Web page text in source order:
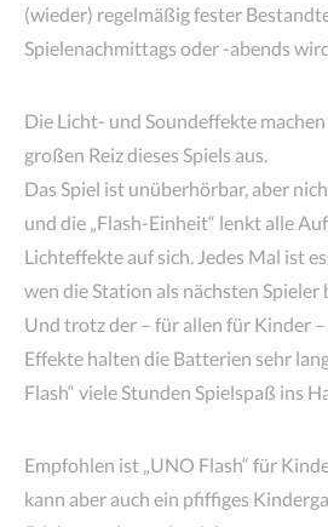
(wieder) regelmäßig fester
Spielenachmittags oder -abends
Die Licht- und Soundeffekte
großen Reiz dieses Spiels aus.
Das Spiel ist unüberhörbar, aber
und die „Flash-Einheit“ lenkt alle
Lichteffekte auf sich. Jedes Mal ist
wen die Station als nächsten Spieler
Und trotz der – für allen für Kinder
Effekte halten die Batterien sehr
Flash“ viele Stunden Spielspaß ins
Empfohlen ist „UNO Flash“ für
kann aber auch ein pfiffiges